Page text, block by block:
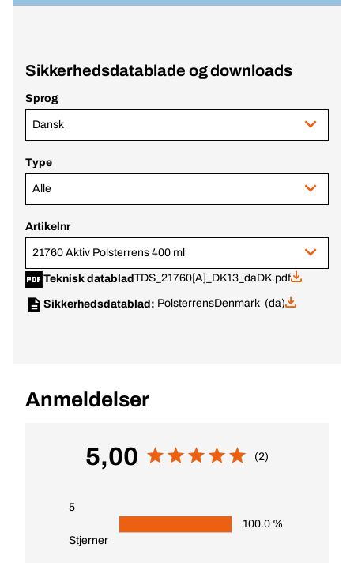
Sikkerhedsdatablade og downloads
Sprog
Dansk
Type
Alle
Artikelnr
21760 Aktiv Polsterrens 400 ml
Teknisk datablad TDS_21760[A]_DK13_daDK.pdf
Sikkerhedsdatablad: PolsterrensDenmark (da)
Anmeldelser
5,00 (2)
5
Stjerner
100.0 %